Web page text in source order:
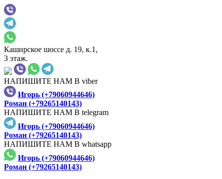
Каширское шоссе д. 19, к.1,
3 этаж.
НАПИШИТЕ НАМ В viber
Игорь (+79060944646)
Роман (+79265140143)
НАПИШИТЕ НАМ В telegram
Игорь (+79060944646)
Роман (+79265140143)
НАПИШИТЕ НАМ В whatsapp
Игорь (+79060944646)
Роман (+79265140143)